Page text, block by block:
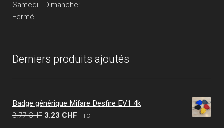
Samedi - Dimanche:
Fermé
Derniers produits ajoutés
Badge générique Mifare Desfire EV1 4k
3.77CHF Le
3.23 CHFLe
TTC